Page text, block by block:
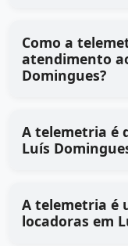
Como a
atendimento
Domingues?
A telemetria é
Luís
A telemetria é
locadoras em